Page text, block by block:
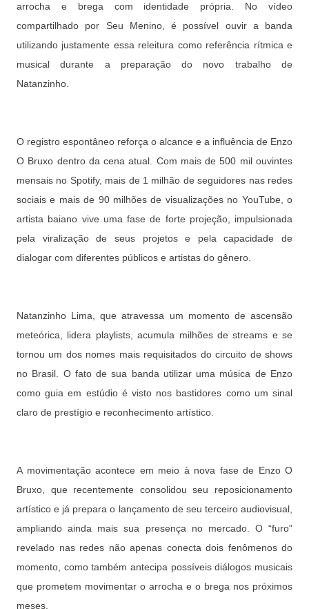
arrocha e brega com identidade própria. No vídeo
compartilhado por Seu Menino, é possível ouvir a banda
utilizando justamente essa releitura como referência rítmica e
musical durante a preparação do novo trabalho de
Natanzinho.
O registro espontâneo reforça o alcance e a influência de Enzo
O Bruxo dentro da cena atual. Com mais de 500 mil ouvintes
mensais no Spotify, mais de 1 milhão de seguidores nas redes
sociais e mais de 90 milhões de visualizações no YouTube, o
artista baiano vive uma fase de forte projeção, impulsionada
pela viralização de seus projetos e pela capacidade de
dialogar com diferentes públicos e artistas do gênero.
Natanzinho Lima, que atravessa um momento de ascensão
meteórica, lidera playlists, acumula milhões de streams e se
tornou um dos nomes mais requisitados do circuito de shows
no Brasil. O fato de sua banda utilizar uma música de Enzo
como guia em estúdio é visto nos bastidores como um sinal
claro de prestígio e reconhecimento artístico.
A movimentação acontece em meio à nova fase de Enzo O
Bruxo, que recentemente consolidou seu reposicionamento
artístico e já prepara o lançamento de seu terceiro audiovisual,
ampliando ainda mais sua presença no mercado. O “furo”
revelado nas redes não apenas conecta dois fenômenos do
momento, como também antecipa possíveis diálogos musicais
que prometem movimentar o arrocha e o brega nos próximos
meses.